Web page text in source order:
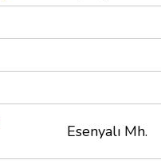
Esenyalı Mh.